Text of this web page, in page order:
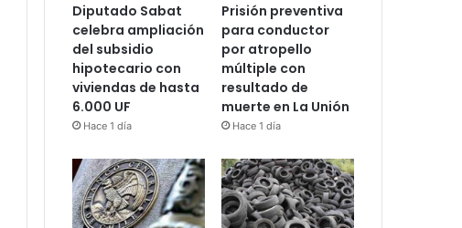
Diputado Sabat
celebra ampliación
del subsidio
hipotecario con
viviendas de hasta
6.000 UF
Hace 1 día
Prisión preventiva
para conductor
por atropello
múltiple con
resultado de
muerte en La Unión
Hace 1 día